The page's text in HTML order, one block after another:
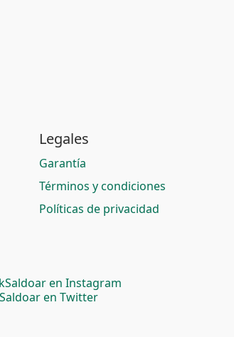
Legales
Garantía
Términos y condiciones
Políticas de privacidad
Saldoar en Instagram
Saldoar en Twitter